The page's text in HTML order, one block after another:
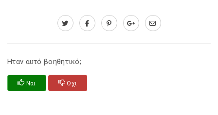
Ηταν αυτό βοηθητικό;
Ναι Οχι